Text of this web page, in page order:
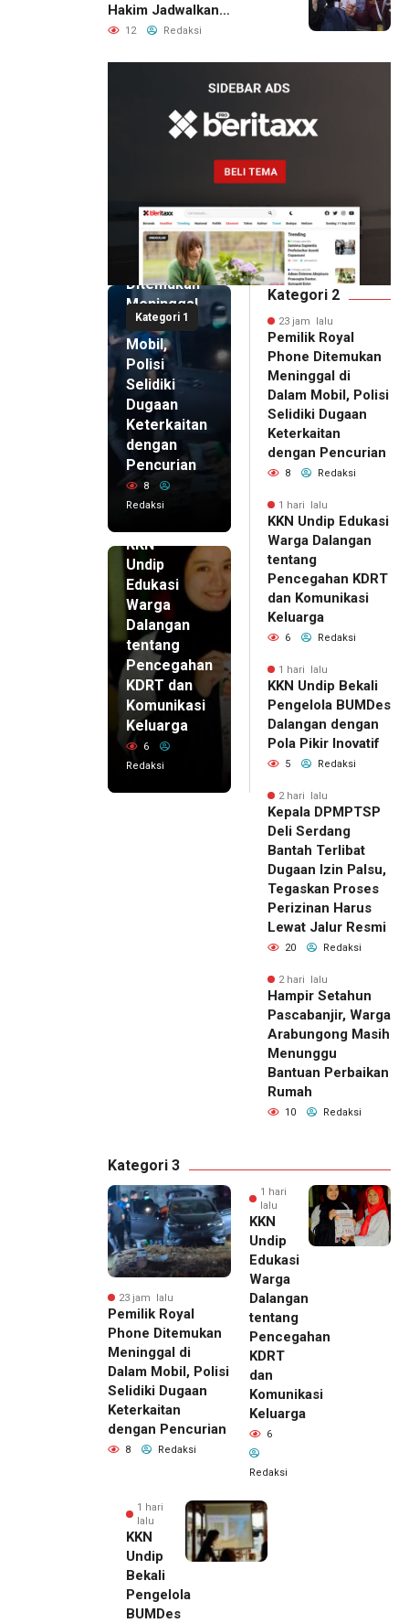
Hakim Jadwalkan
Pemanggilan Ulang BPR
12 Redaksi
Kategori 1
23 jam lalu
Pemilik
Royal
Phone
Ditemukan
Meninggal
di Dalam
Mobil,
Polisi
Selidiki
Dugaan
Keterkaitan
dengan
Pencurian
8
Redaksi
KKN
Undip
Edukasi
Warga
Dalangan
tentang
Pencegahan
KDRT dan
Komunikasi
Keluarga
6
Redaksi
Kategori 2
23 jam lalu
Pemilik Royal
Phone Ditemukan
Meninggal di
Dalam Mobil, Polisi
Selidiki Dugaan
Keterkaitan
dengan Pencurian
8 Redaksi
1 hari lalu
KKN Undip Edukasi
Warga Dalangan
tentang
Pencegahan KDRT
dan Komunikasi
Keluarga
6 Redaksi
1 hari lalu
KKN Undip Bekali
Pengelola BUMDes
Dalangan dengan
Pola Pikir Inovatif
5 Redaksi
2 hari lalu
Kepala DPMPTSP
Deli Serdang
Bantah Terlibat
Dugaan Izin Palsu,
Tegaskan Proses
Perizinan Harus
Lewat Jalur Resmi
20 Redaksi
2 hari lalu
Hampir Setahun
Pascabanjir, Warga
Arabungong Masih
Menunggu
Bantuan Perbaikan
Rumah
10 Redaksi
Kategori 3
23 jam lalu
Pemilik Royal
Phone Ditemukan
Meninggal di
Dalam Mobil, Polisi
Selidiki Dugaan
Keterkaitan
dengan Pencurian
8 Redaksi
1 hari
lalu
KKN
Undip
Edukasi
Warga
Dalangan
tentang
Pencegahan
KDRT
dan
Komunikasi
Keluarga
6
Redaksi
1 hari
lalu
KKN
Undip
Bekali
Pengelola
BUMDes